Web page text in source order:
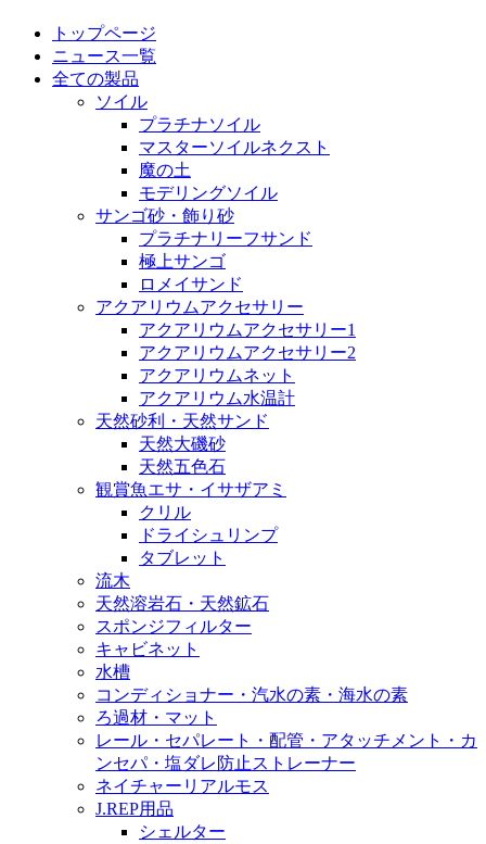
トップページ
ニュース一覧
全ての製品
ソイル
プラチナソイル
マスターソイルネクスト
魔の土
モデリングソイル
サンゴ砂・飾り砂
プラチナリーフサンド
極上サンゴ
ロメイサンド
アクアリウムアクセサリー
アクアリウムアクセサリー1
アクアリウムアクセサリー2
アクアリウムネット
アクアリウム水温計
天然砂利・天然サンド
天然大磯砂
天然五色石
観賞魚エサ・イサザアミ
クリル
ドライシュリンプ
タブレット
流木
天然溶岩石・天然鉱石
スポンジフィルター
キャビネット
水槽
コンディショナー・汽水の素・海水の素
ろ過材・マット
レール・セパレート・配管・アタッチメント・カ
ンセパ・塩ダレ防止ストレーナー
ネイチャーリアルモス
J.REP用品
シェルター